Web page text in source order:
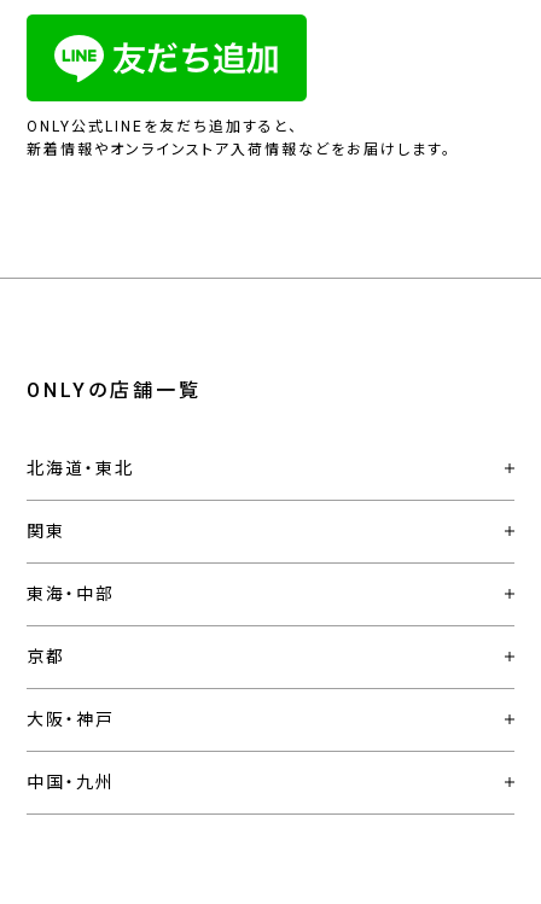
ONLY公式LINEを友だち追加すると、
新着情報やオンラインストア入荷情報などをお届けします。
ONLYの店舗一覧
北海道・東北
関東
東海・中部
京都
大阪・神戸
中国・九州